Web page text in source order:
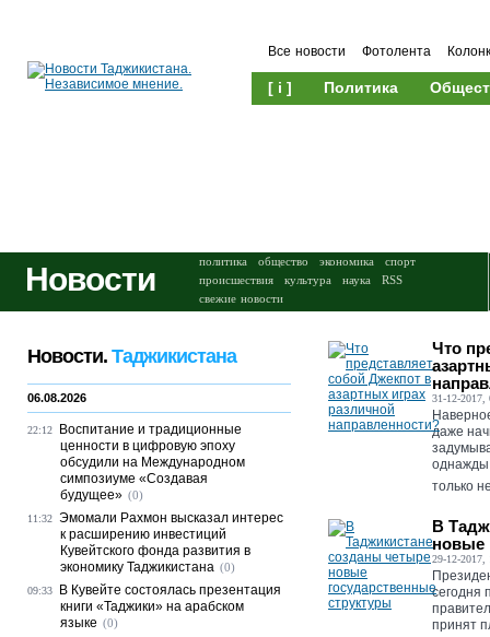
Все новости Фотолента
[ i ] Политика
Новости политика общество экономика
спорт
происшествия
культура наука
RSS
свежие новости
Что
31-12-2017,
даже
однажды
только
В
новые
29-12-2017,
сегодня
принят
Новости. Таджикистана
06.08.2026
22:12
Воспитание и традиционные
ценности в цифровую эпоху
обсудили на Международном
симпозиуме «Создавая
будущее» (0)
11:32 Эмомали Рахмон высказал интерес
к расширению инвестиций
Кувейтского фонда развития в
экономику Таджикистана (0)
09:33
В Кувейте состоялась презентация
книги «Таджики» на арабском
языке (0)